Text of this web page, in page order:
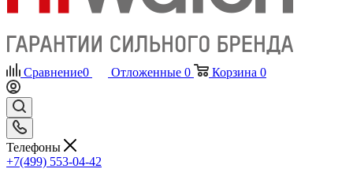
Сравнение0 Отложенные 0 Корзина 0
Телефоны
+7(499) 553-04-42